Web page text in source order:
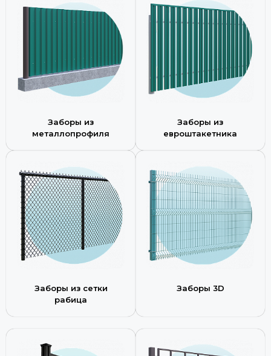
Заборы из
металлопрофиля
Заборы из
евроштакетника
Заборы из сетки
рабица
Заборы 3D